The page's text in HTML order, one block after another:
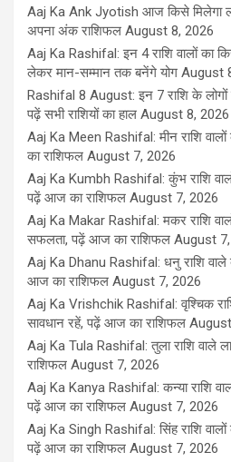
Aaj Ka Ank Jyotish आज किसे मिलेगा
अपना अंक राशिफल August 8, 2026
Aaj Ka Rashifal: इन 4 राशि वालों का
लेकर मान-सम्मान तक बनेंगे योग August
Rashifal 8 August: इन 7 राशि के
पढ़ें सभी राशियों का हाल August 8, 2026
Aaj Ka Meen Rashifal: मीन राशि वालों
का राशिफल August 7, 2026
Aaj Ka Kumbh Rashifal: कुंभ राशि
पढ़ें आज का राशिफल August 7, 2026
Aaj Ka Makar Rashifal: मकर राशि
सफलता, पढ़ें आज का राशिफल August
Aaj Ka Dhanu Rashifal: धनु राशि वाले
आज का राशिफल August 7, 2026
Aaj Ka Vrishchik Rashifal: वृश्चिक
सावधान रहें, पढ़ें आज का राशिफल
Aaj Ka Tula Rashifal: तुला राशि वाले
राशिफल August 7, 2026
Aaj Ka Kanya Rashifal: कन्या राशि
पढ़ें आज का राशिफल August 7, 2026
Aaj Ka Singh Rashifal: सिंह राशि
पढ़ें आज का राशिफल August 7, 2026